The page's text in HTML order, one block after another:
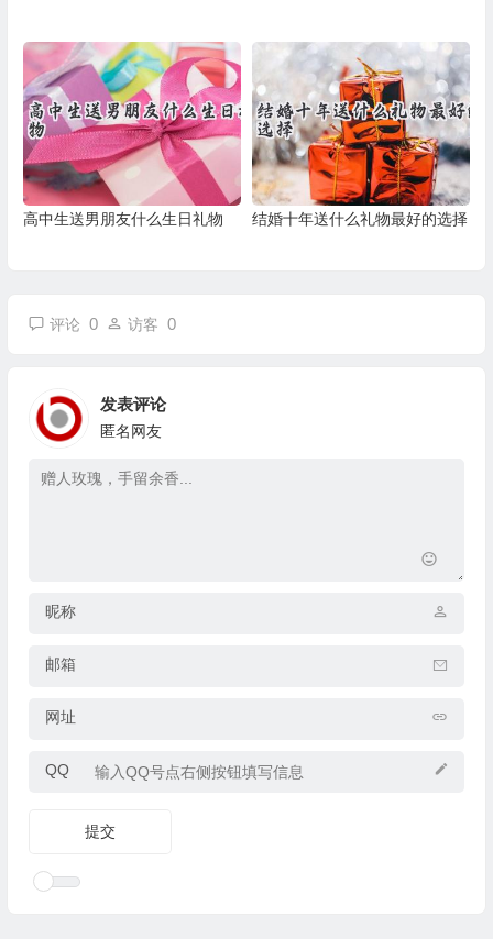
高中生送男朋友什么生日礼物 结婚十年送什么礼物最好的选择
评论 0 访客 0
发表评论
匿名网友
昵称
邮箱
网址
QQ